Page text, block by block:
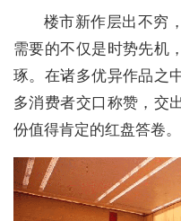
楼市新作层出不穷
需要的不仅是时势先机
琢。在诸多优异作品之
多消费者交口称赞，交
份值得肯定的红盘答卷。